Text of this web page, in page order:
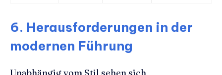
6. Herausforderungen in der
modernen Führung
Unabhängig vom Stil sehen sich